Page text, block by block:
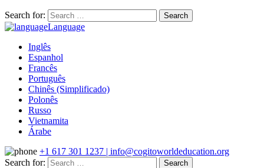
Search for:
Language
Inglês
Espanhol
Francês
Português
Chinês (Simplificado)
Polonês
Russo
Vietnamita
Árabe
+1 617 301 1237 | info@cogitoworldeducation.org
Search for: